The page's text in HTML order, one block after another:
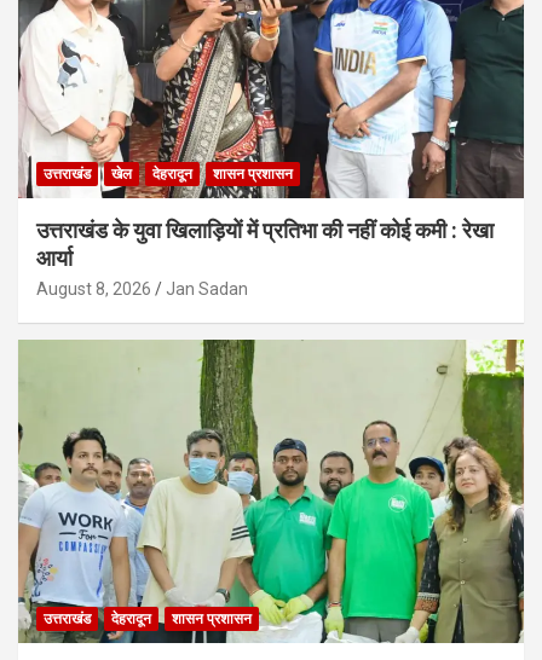
उत्तराखंड खेल देहरादून शासन प्रशासन
उत्तराखंड के युवा खिलाड़ियों में प्रतिभा की नहीं कोई कमी : रेखा
आर्या
August 8, 2026 Jan Sadan
उत्तराखंड देहरादून शासन प्रशासन